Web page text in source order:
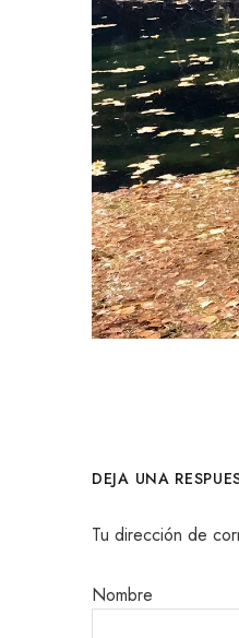
DEJA UNA
Tu dirección de
Nombre